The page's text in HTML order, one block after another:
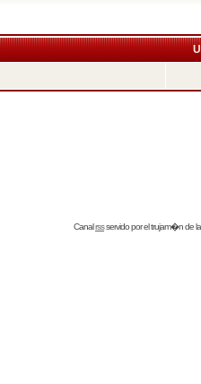
Canalrssservido por eltrujam�nde